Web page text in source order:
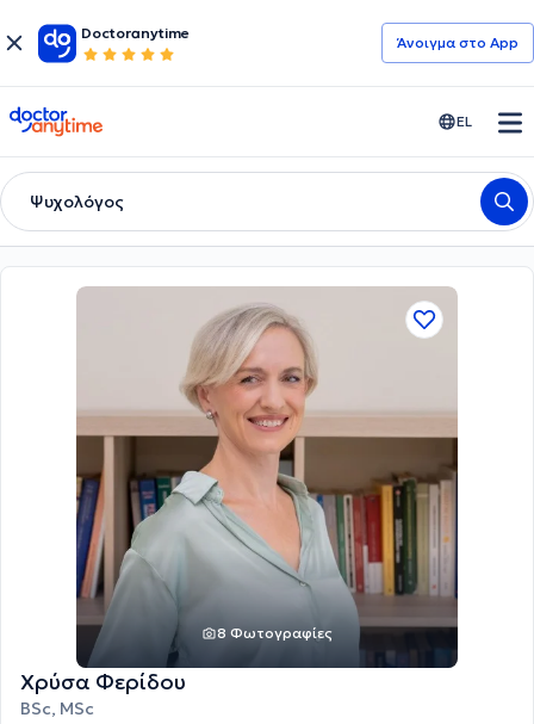
Doctoranytime
Άνοιγμα στο App
doctoranytime EL
Ψυχολόγος
8 Φωτογραφίες
Χρύσα Φερίδου
BSc, MSc